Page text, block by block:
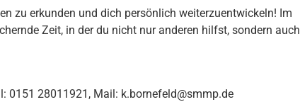
zu erkunden und dich persönlich weiterzuentwickeln! Im
Zeit, in der du nicht nur anderen hilfst, sondern auch
0151 28011921, Mail: k.bornefeld@smmp.de